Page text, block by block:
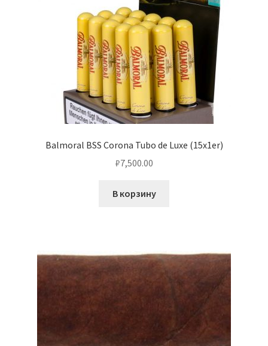
Balmoral BSS Corona Tubo de Luxe (15x1er)
₽7,500.00
В корзину